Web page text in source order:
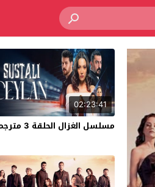
02:23:41
مسلسل الغزال الحلقة 3 مترجم